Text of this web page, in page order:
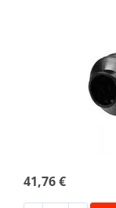
41,76 €